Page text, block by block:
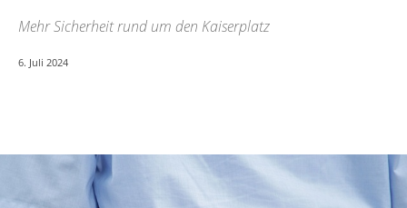
Mehr Sicherheit rund um den Kaiserplatz
6. Juli 2024